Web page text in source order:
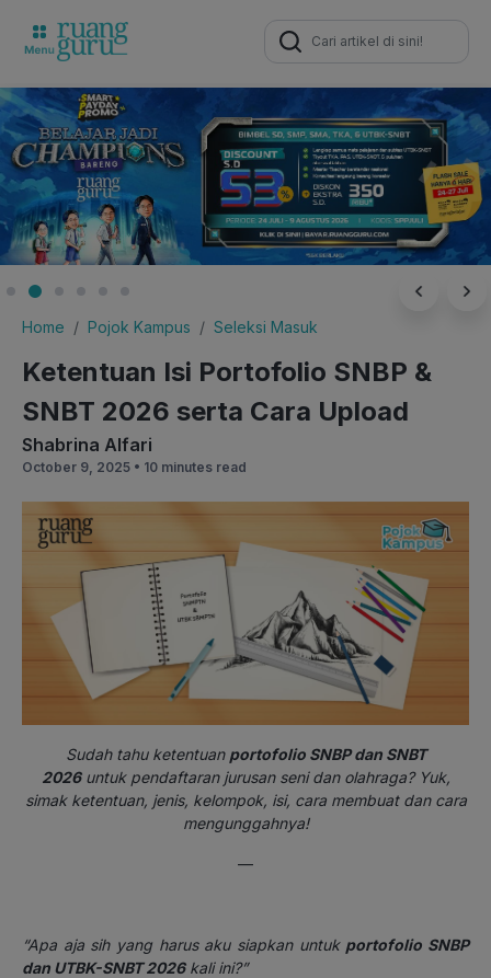
Search
for:
Home Pojok Kampus Seleksi Masuk
Ketentuan Isi Portofolio SNBP &
SNBT 2026 serta Cara Upload
Shabrina Alfari
October 9, 2025 • 10 minutes read
Sudah tahu ketentuan portofolio SNBP dan SNBT
2026untuk pendaftaran jurusan seni dan olahraga? Yuk,
simak ketentuan, jenis, kelompok, isi, cara membuat dan cara
mengunggahnya!
—
“Apa aja sih yang harus aku siapkan untuk portofolio SNBP
dan UTBK-SNBT 2026kali ini?”